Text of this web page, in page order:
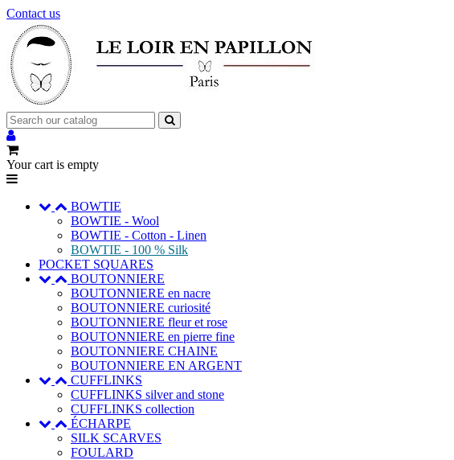
Contact us
Your cart is empty
BOWTIE
BOWTIE - Wool
BOWTIE - Cotton - Linen
BOWTIE - 100 % Silk
POCKET SQUARES
BOUTONNIERE
BOUTONNIERE en nacre
BOUTONNIERE curiosité
BOUTONNIERE fleur et rose
BOUTONNIERE en pierre fine
BOUTONNIERE CHAINE
BOUTONNIERE EN ARGENT
CUFFLINKS
CUFFLINKS silver and stone
CUFFLINKS collection
ÉCHARPE
SILK SCARVES
FOULARD